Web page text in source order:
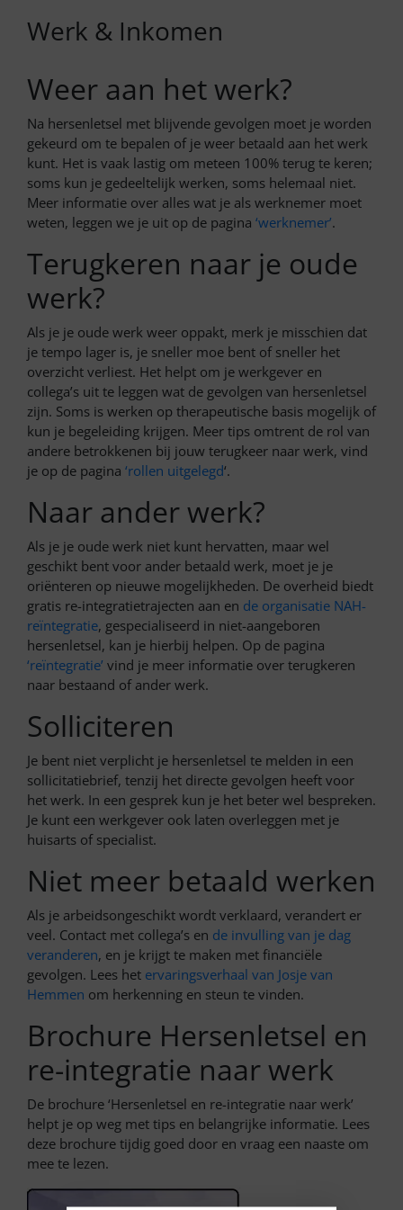
Werk & Inkomen
Weer aan het werk?
Na hersenletsel met blijvende gevolgen moet je worden
gekeurd om te bepalen of je weer betaald aan het werk
kunt. Het is vaak lastig om meteen 100% terug te keren;
soms kun je gedeeltelijk werken, soms helemaal niet.
Meer informatie over alles wat je als werknemer moet
weten, leggen we je uit op de pagina ‘werknemer’.
Terugkeren naar je oude
werk?
Als je je oude werk weer oppakt, merk je misschien dat
je tempo lager is, je sneller moe bent of sneller het
overzicht verliest. Het helpt om je werkgever en
collega’s uit te leggen wat de gevolgen van hersenletsel
zijn. Soms is werken op therapeutische basis mogelijk of
kun je begeleiding krijgen. Meer tips omtrent de rol van
andere betrokkenen bij jouw terugkeer naar werk, vind
je op de pagina ‘rollen uitgelegd‘.
Naar ander werk?
Als je je oude werk niet kunt hervatten, maar wel
geschikt bent voor ander betaald werk, moet je je
oriënteren op nieuwe mogelijkheden. De overheid biedt
gratis re-integratietrajecten aan en de organisatie NAH-
reïntegratie, gespecialiseerd in niet-aangeboren
hersenletsel, kan je hierbij helpen. Op de pagina
‘reïntegratie’ vind je meer informatie over terugkeren
naar bestaand of ander werk.
Solliciteren
Je bent niet verplicht je hersenletsel te melden in een
sollicitatiebrief, tenzij het directe gevolgen heeft voor
het werk. In een gesprek kun je het beter wel bespreken.
Je kunt een werkgever ook laten overleggen met je
huisarts of specialist.
Niet meer betaald werken
Als je arbeidsongeschikt wordt verklaard, verandert er
veel. Contact met collega’s en de invulling van je dag
veranderen, en je krijgt te maken met financiële
gevolgen. Lees het ervaringsverhaal van Josje van
Hemmen om herkenning en steun te vinden.
Brochure Hersenletsel en
re-integratie naar werk
De brochure ‘Hersenletsel en re-integratie naar werk’
helpt je op weg met tips en belangrijke informatie. Lees
deze brochure tijdig goed door en vraag een naaste om
mee te lezen.